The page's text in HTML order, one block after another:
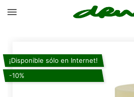

¡Disponible sólo en Internet!
-10%